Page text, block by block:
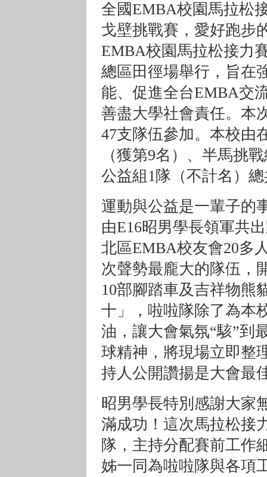
全國EMBA校園馬拉松
戈壁挑戰賽，愛好跑步
EMBA校園馬拉松接力
總區田徑場舉行，旨在
能、促進全台EMBA交
善盡大學社會責任。本
47支隊伍參加。本校由
（獲第9名）、半馬挑
公益組1隊（不計名）
運動與公益是一輩子的
由E16昭男學長領軍共
北區EMBA校友會20多
次聲勢最龐大的隊伍，
10部腳踏車及吉祥物熊
十」，啦啦隊除了為本
油，讓大會氣氛“駭”到
球精神，將現場立即整
持人公開讚揚是大會最
昭男學長特別感謝大家
滿成功！這次馬拉松接
隊，主持分配賽前工作
姊一同為啦啦隊與各項